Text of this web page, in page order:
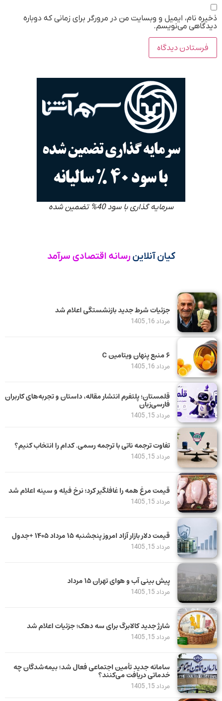
ذخیره نام، ایمیل و وبسایت من در مرورگر برای زمانی که دوباره
دیدگاهی می‌نویسم.
سرمایه گذاری با سود 40% تضمین شده
کیان آنلاین رسانه اقتصادی سرآمد
جزئیات شرط جدید بازنشستگی اعلام شد
مرداد 16, 1405
۶ منبع پنهان ویتامین C
مرداد 16, 1405
قلمستان؛ پلتفرم انتشار مقاله، داستان و تجربه‌های کاربران
فارسی‌زبان
مرداد 15, 1405
تفاوت ترجمه ناتی با ترجمه رسمی. کدام را انتخاب کنیم؟
مرداد 15, 1405
قیمت مرغ همه را غافلگیر کرد؛ نرخ فیله و سینه اعلام شد
مرداد 15, 1405
قیمت دلار بازار آزاد امروز پنجشنبه ۱۵ مرداد ۱۴۰۵ +جدول
مرداد 15, 1405
پیش بینی آب و هوای تهران ۱۵ مرداد
مرداد 15, 1405
شارژ جدید کالابرگ برای سه دهک؛ جزئیات اعلام شد
مرداد 15, 1405
سامانه جدید تأمین اجتماعی فعال شد؛ بیمه‌شدگان چه
خدماتی دریافت می‌کنند؟
مرداد 15, 1405